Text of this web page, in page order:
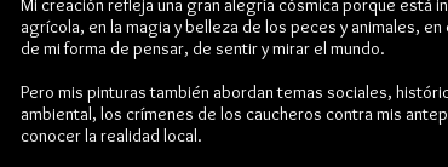
Mi creación refleja una gran alegría cósmica porque está
agrícola, en la magia y belleza de los peces y animales,
de mi forma de pensar, de sentir y mirar el mundo.
Pero mis pinturas también abordan temas sociales,
ambiental, los crímenes de los caucheros contra mis
conocer la realidad local.